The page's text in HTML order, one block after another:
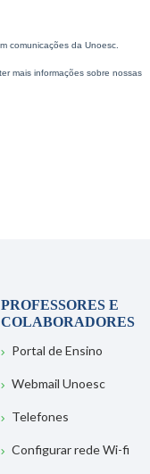
PROFESSORES E
COLABORADORES
Portal de Ensino
Webmail Unoesc
Telefones
Configurar rede Wi-fi